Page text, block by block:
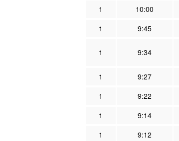
1
10:00
1
9:45
1 9:34
1
9:27
1
9:22
1
9:14
1
9:12